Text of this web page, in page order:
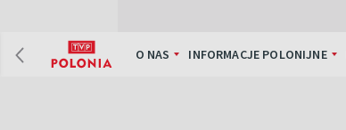
O NAS INFORMACJE POLONIJNE